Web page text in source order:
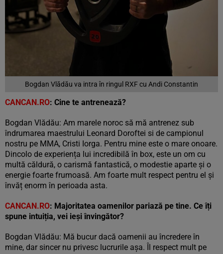
Bogdan Vlădău va intra în ringul RXF cu Andi Constantin
CANCAN.RO: Cine te antrenează?
Bogdan Vlădău: Am marele noroc să mă antrenez sub
îndrumarea maestrului Leonard Doroftei si de campionul
nostru pe MMA, Cristi Iorga. Pentru mine este o mare onoare.
Dincolo de experiența lui incredibilă în box, este un om cu
multă căldură, o carismă fantastică, o modestie aparte și o
energie foarte frumoasă. Am foarte mult respect pentru el și
învăț enorm în perioada asta.
CANCAN.RO: Majoritatea oamenilor pariază pe tine. Ce îți
spune intuiția, vei ieși învingător?
Bogdan Vlădău: Mă bucur dacă oamenii au încredere în
mine, dar sincer nu privesc lucrurile așa. Îl respect mult pe